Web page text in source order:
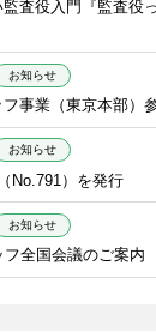
査役入門『監査役
お知らせ
事業（東京本部）
お知らせ
No.791）を発行
お知らせ
全国会議のご案内